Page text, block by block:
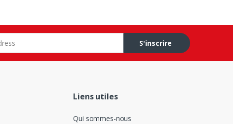
S'inscrire
Liens utiles
Qui sommes-nous